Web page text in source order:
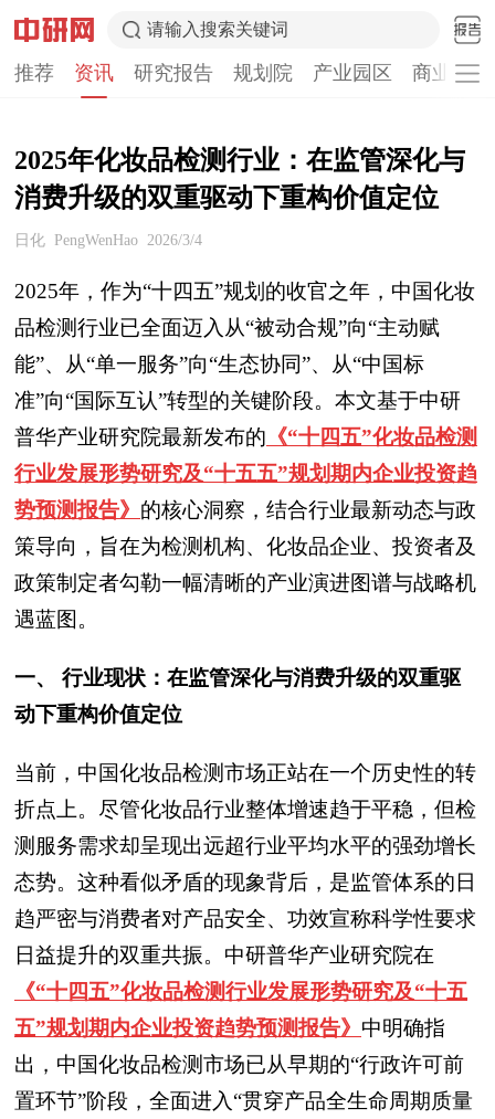
请输入搜索关键词
推荐 资讯 研究报告 规划院 产业园区 商业计
2025年化妆品检测行业：在监管深化与
消费升级的双重驱动下重构价值定位
日化 PengWenHao 2026/3/4
2025年，作为“十四五”规划的收官之年，中国化妆
品检测行业已全面迈入从“被动合规”向“主动赋
能”、从“单一服务”向“生态协同”、从“中国标
准”向“国际互认”转型的关键阶段。本文基于中研
普华产业研究院最新发布的 《“十四五”化妆品检测
行业发展形势研究及“十五五”规划期内企业投资趋
势预测报告》 的核心洞察，结合行业最新动态与政
策导向，旨在为检测机构、化妆品企业、投资者及
政策制定者勾勒一幅清晰的产业演进图谱与战略机
遇蓝图。
一、 行业现状：在监管深化与消费升级的双重驱
动下重构价值定位
当前，中国化妆品检测市场正站在一个历史性的转
折点上。尽管化妆品行业整体增速趋于平稳，但检
测服务需求却呈现出远超行业平均水平的强劲增长
态势。这种看似矛盾的现象背后，是监管体系的日
趋严密与消费者对产品安全、功效宣称科学性要求
日益提升的双重共振。中研普华产业研究院在
《“十四五”化妆品检测行业发展形势研究及“十五
五”规划期内企业投资趋势预测报告》 中明确指
出，中国化妆品检测市场已从早期的“行政许可前
置环节”阶段，全面进入“贯穿产品全生命周期质量